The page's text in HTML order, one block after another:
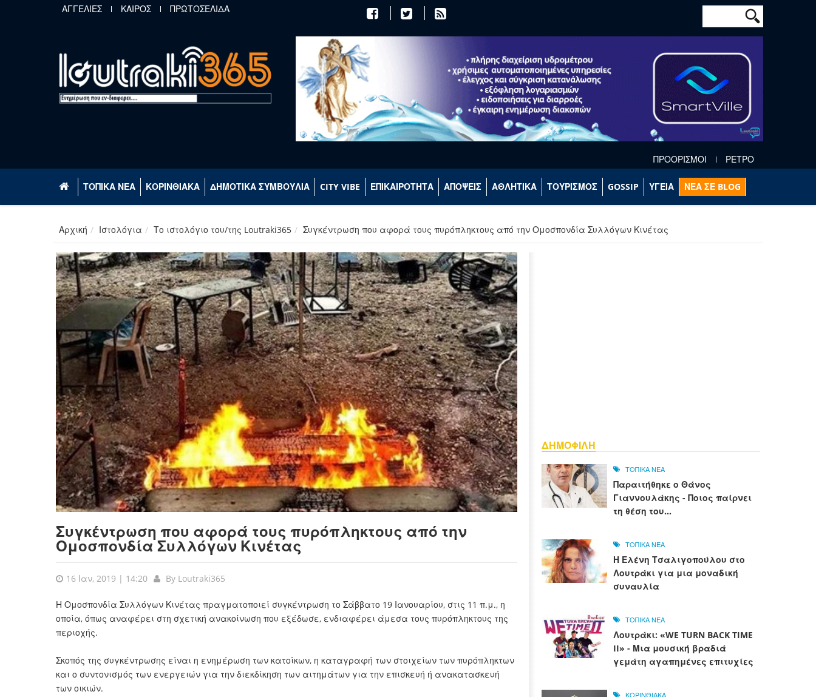
Παράκαμψη προς το κυρίως περιεχόμενο
ΑΓΓΕΛΙΕΣ ΚΑΙΡΟΣ ΠΡΩΤΟΣΕΛΙΔΑ Φόρμα
Αναζήτηση
ΠΡΟΟΡΙΣΜΟΙ ΡΕΤΡΟ
ΤΟΠΙΚΑ ΝΕΑ ΚΟΡΙΝΘΙΑΚΑ ΔΗΜΟΤΙΚΑ ΣΥΜΒΟΥΛΙΑ CITY VIBE ΕΠΙΚΑΙΡΟΤΗΤΑ ΑΠΟΨΕΙΣ ΑΘΛΗΤΙΚΑ ΤΟΥΡΙΣΜΟΣ GOSSIP ΥΓΕΙΑ ΝΕΑ ΣΕ BLOG
Αρχική Ιστολόγια Το ιστολόγιο του/της Loutraki365 Συγκέντρωση που αφορά τους πυρόπληκτους από την Ομοσπονδία Συλλόγων Κινέτας
Συγκέντρωση που αφορά τους πυρόπληκτους από την
Ομοσπονδία Συλλόγων Κινέτας
16 Ιαν, 2019 | 14:20 By Loutraki365
Η Ομοσπονδία Συλλόγων Κινέτας πραγματοποιεί συγκέντρωση το Σάββατο 19 Ιανουαρίου, στις 11 π.μ., η
οποία, όπως αναφέρει στη σχετική ανακοίνωση που εξέδωσε, ενδιαφέρει άμεσα τους πυρόπληκτους της
περιοχής.
Σκοπός της συγκέντρωσης είναι η ενημέρωση των κατοίκων, η καταγραφή των στοιχείων των πυρόπληκτων
και ο συντονισμός των ενεργειών για την διεκδίκηση των αιτημάτων για την επισκευή ή ανακατασκευή
των οικιών.
ΔΗΜΟΦΙΛΗ
ΤΟΠΙΚΑ ΝΕΑ
Παραιτήθηκε ο Θάνος
Γιαννουλάκης - Ποιος παίρνει
τη θέση του...
ΤΟΠΙΚΑ ΝΕΑ
Η Ελένη Τσαλιγοπούλου στο
Λουτράκι για μια μοναδική
συναυλία
ΤΟΠΙΚΑ ΝΕΑ
Λουτράκι: «WE TURN BACK TIME
II» - Μια μουσική βραδιά
γεμάτη αγαπημένες επιτυχίες
ΚΟΡΙΝΘΙΑΚΑ